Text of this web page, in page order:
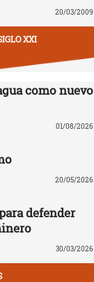
20/03/2009
XXI
como nuevo
01/08/2026
20/05/2026
defender
30/03/2026